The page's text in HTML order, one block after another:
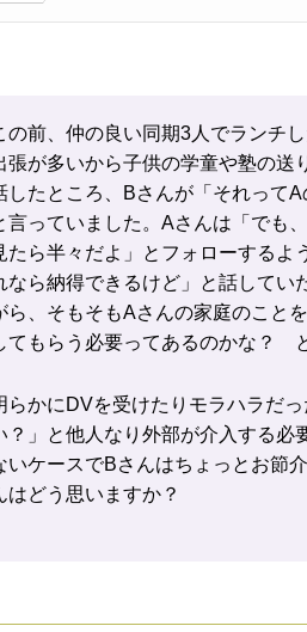
の前、仲の良い同期3人でランチ
張が多いから子供の学童や塾の送
したところ、Bさんが「それって
言っていました。Aさんは「でも
たら半々だよ」とフォローする
なら納得できるけど」と話してい
ら、そもそもAさんの家庭のこと
てもらう必要ってあるのかな？
らかにDVを受けたりモラハラだ
？」と他人なり外部が介入する必
いケースでBさんはちょっとお節
はどう思いますか？